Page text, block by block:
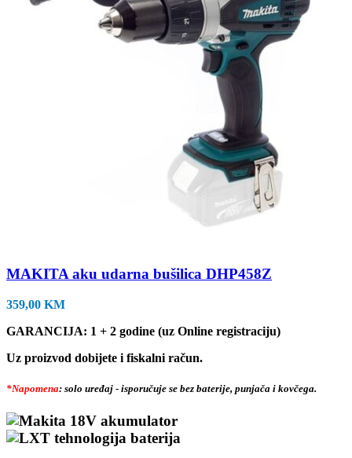
MAKITA aku udarna bušilica DHP458Z
359,00 KM
GARANCIJA: 1 + 2 godine (uz Online registraciju)
Uz proizvod dobijete i fiskalni račun.
*Napomena: solo uređaj - isporučuje se bez baterije, punjača i kovčega.